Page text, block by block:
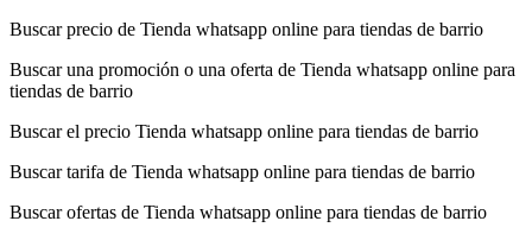
Buscar precio de Tienda whatsapp online para tiendas de barrio
Buscar una promoción o una oferta de Tienda whatsapp online para
tiendas de barrio
Buscar el precio Tienda whatsapp online para tiendas de barrio
Buscar tarifa de Tienda whatsapp online para tiendas de barrio
Buscar ofertas de Tienda whatsapp online para tiendas de barrio